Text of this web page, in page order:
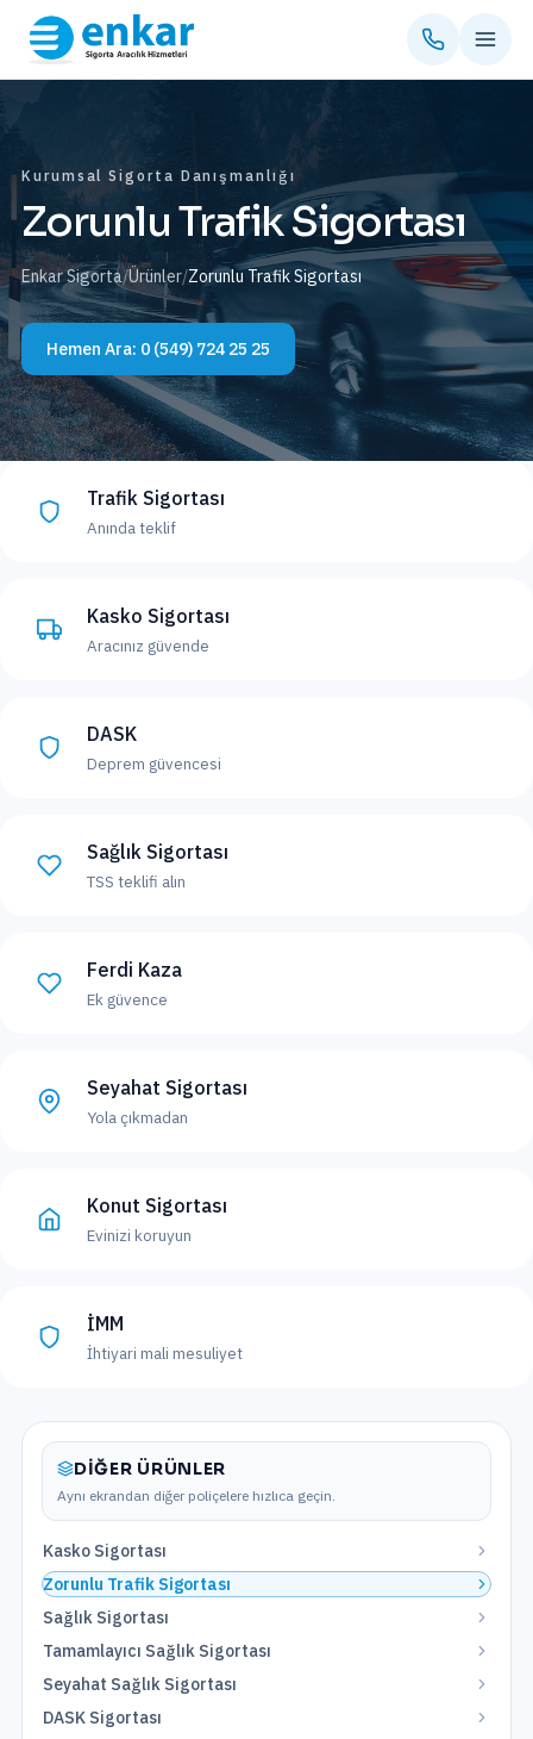
Kurumsal Sigorta Danışmanlığı
Zorunlu Trafik Sigortası
Enkar Sigorta/Ürünler/Zorunlu Trafik Sigortası
Hemen Ara: 0 (549) 724 25 25
Trafik Sigortası
Anında teklif
Kasko Sigortası
Aracınız güvende
DASK
Deprem güvencesi
Sağlık Sigortası
TSS teklifi alın
Ferdi Kaza
Ek güvence
Seyahat Sigortası
Yola çıkmadan
Konut Sigortası
Evinizi koruyun
İMM
İhtiyari mali mesuliyet
DIĞER ÜRÜNLER
Aynı ekrandan diğer poliçelere hızlıca geçin.
Kasko Sigortası
Zorunlu Trafik Sigortası
Sağlık Sigortası
Tamamlayıcı Sağlık Sigortası
Seyahat Sağlık Sigortası
DASK Sigortası